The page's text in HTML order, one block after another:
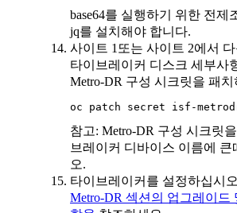
base64를 실행하기 위한 전제
jq를 설치해야 합니다.
사이트 1또는 사이트 2에서
타이브레이커 디스크 세부사
Metro-DR 구성 시크릿을 패치
oc patch secret isf-
참고: Metro-DR 구성 시크릿
브레이커 디바이스 이름에 큰
오.
타이브레이커를 설정하십시
Metro-DR 섹션의 업그레이드